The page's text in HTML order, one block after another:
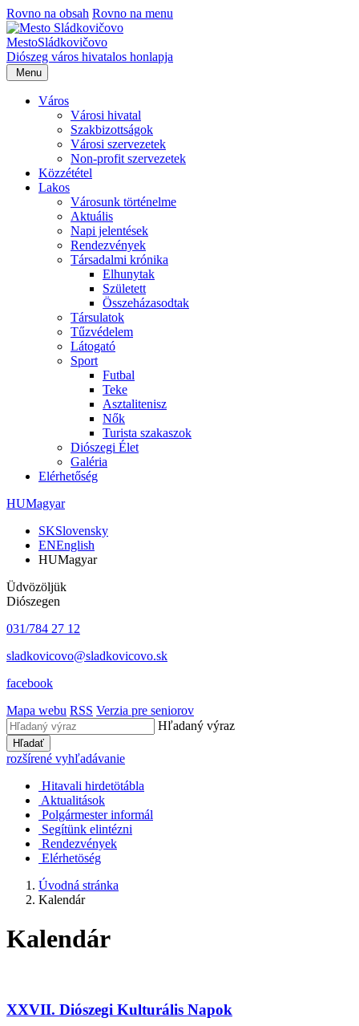
Rovno na obsah Rovno na menu
MestoSládkovičovo
Diószeg város hivatalos honlapja
Menu
Város
Városi hivatal
Szakbizottságok
Városi szervezetek
Non-profit szervezetek
Közzététel
Lakos
Városunk történelme
Aktuális
Napi jelentések
Rendezvények
Társadalmi krónika
Elhunytak
Született
Összeházasodtak
Társulatok
Tűzvédelem
Látogató
Sport
Futbal
Teke
Asztalitenisz
Nők
Turista szakaszok
Diószegi Élet
Galéria
Elérhetőség
HUMagyar
SKSlovensky
ENEnglish
HUMagyar
Üdvözöljük
Diószegen
031/784 27 12
sladkovicovo@sladkovicovo.sk
facebook
Mapa webu RSS Verzia pre seniorov
Hľadaný výraz
Hľadať
rozšírené vyhľadávanie
Hitavali hirdetötábla
Aktualitások
Polgármester informál
Segítünk elintézni
Rendezvények
Elérhetöség
Úvodná stránka
Kalendár
Kalendár
XXVII. Diószegi Kulturális Napok